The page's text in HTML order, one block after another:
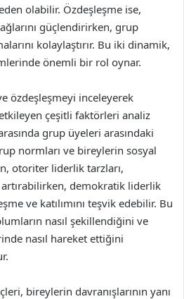
olabilir. Özdeşleşme ise,
güçlendirirken, grup
kolaylaştırır. Bu iki dinamik,
önemli bir rol oynar.
özdeşleşmeyi inceleyerek
çeşitli faktörleri analiz
grup üyeleri arasındaki
normları ve bireylerin sosyal
otoriter liderlik tarzları,
demokratik liderlik
ve katılımını teşvik edebilir. Bu
nasıl şekillendiğini ve
nasıl hareket ettiğini
bireylerin davranışlarının yanı